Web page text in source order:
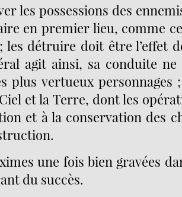
les possessions des
en premier lieu, comme
les détruire doit être l’effet
agit ainsi, sa conduite
plus vertueux personnages
et la Terre, dont les
et à la conservation des
une fois bien gravées
du succès.